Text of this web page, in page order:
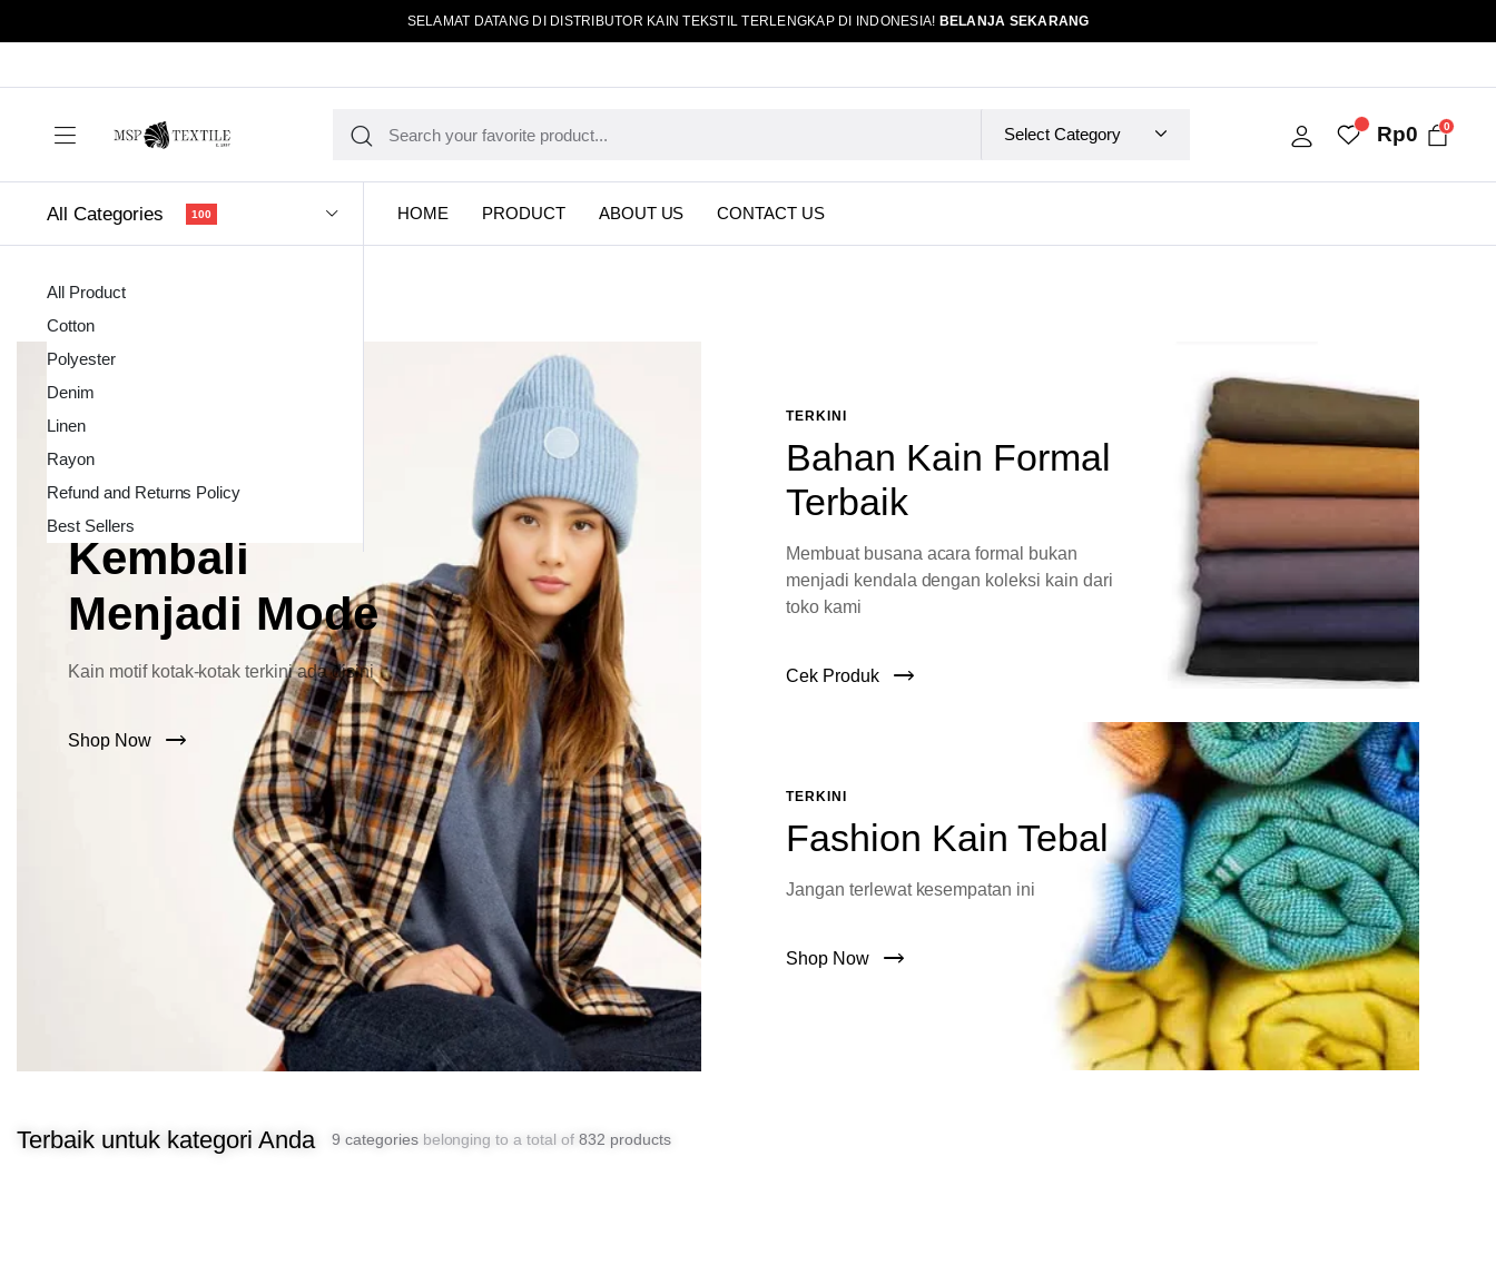
SELAMAT DATANG DI DISTRIBUTOR KAIN TEKSTIL TERLENGKAP DI INDONESIA! BELANJA SEKARANG
Rp0 0
All Categories 100
All Product
Cotton
Polyester
Denim
Linen
Rayon
Refund and Returns Policy
Best Sellers
HOME PRODUCT ABOUT US CONTACT US
Kain Pola
Lebar Kini
Kembali
Menjadi Mode
Kain motif kotak-kotak terkini ada disini
Shop Now
TERKINI
Bahan Kain Formal
Terbaik
Membuat busana acara formal bukan
menjadi kendala dengan koleksi kain dari
toko kami
Cek Produk
TERKINI
Fashion Kain Tebal
Jangan terlewat kesempatan ini
Shop Now
Terbaik untuk kategori Anda 9 categoriesbelonging to a total of 832 products